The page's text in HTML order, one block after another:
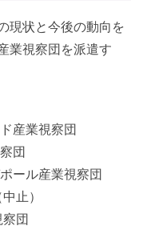
現状と今後の動向を
業視察団を派遣す
産業視察団
団
ール産業視察団
止）
団